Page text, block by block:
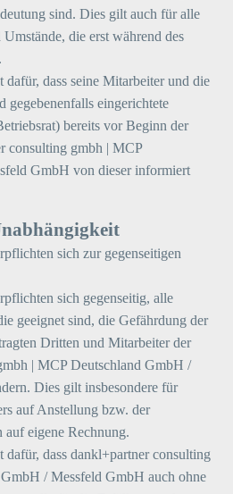
sind. Dies gilt auch für alle
die erst während des
dass seine Mitarbeiter und die
gegebenenfalls eingerichtete
bereits vor Beginn der
consulting gmbh | MCP
GmbH von dieser informiert
sich zur gegenseitigen
sich gegenseitig, alle
geeignet sind, die Gefährdung der
Dritten und Mitarbeiter der
| MCP Deutschland GmbH /
Dies gilt insbesondere für
auf Anstellung bzw. der
eigene Rechnung.
dass dankl+partner consulting
/ Messfeld GmbH auch ohne